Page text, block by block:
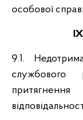
особової
9.1.
службового